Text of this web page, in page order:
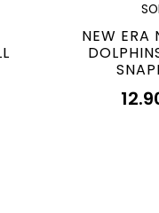
NEW ERA